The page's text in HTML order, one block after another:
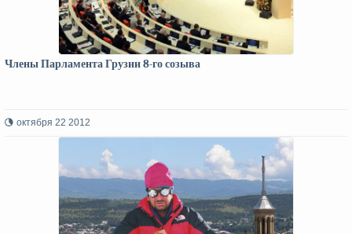
Члены Парламента Грузии 8-го созыва
октября 22 2012